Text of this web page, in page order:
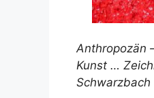
Anthropozän
Kunst …